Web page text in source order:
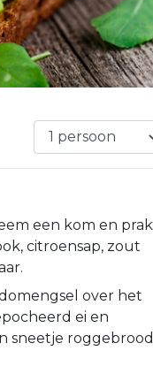
een kom en prak
citroensap, zout
over het
ei en
sneetje roggebrood